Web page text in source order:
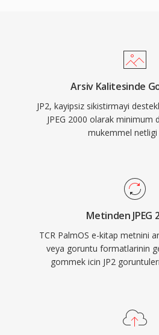
Arsiv Kalitesinde
JP2, kayipsiz sikistirmayi
JPEG 2000 olarak minimum
mukemmel netligi
Metinden JPEG
TCR PalmOS e-kitap metnini
veya goruntu formatlarinin
gommek icin JP2